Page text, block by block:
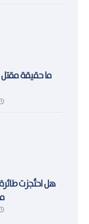
ما حقيقة
هل احتُجزت